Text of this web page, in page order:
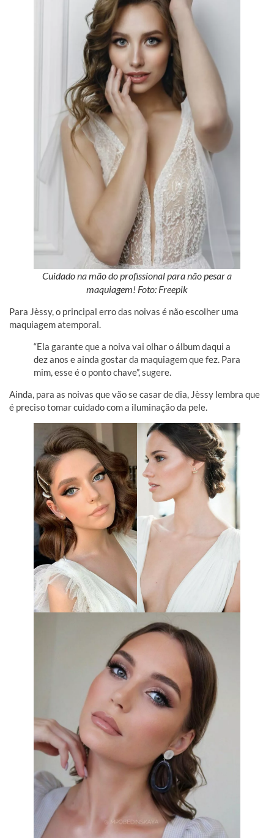
Cuidado na mão do profissional para não pesar a
maquiagem! Foto: Freepik
Para Jèssy, o principal erro das noivas é não escolher uma
maquiagem atemporal.
“Ela garante que a noiva vai olhar o álbum daqui a
dez anos e ainda gostar da maquiagem que fez. Para
mim, esse é o ponto chave”, sugere.
Ainda, para as noivas que vão se casar de dia, Jèssy lembra que
é preciso tomar cuidado com a iluminação da pele.